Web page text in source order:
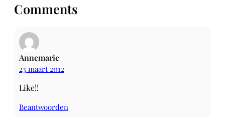
Comments
Annemarie
23 maart 2012
Like!!
Beantwoorden